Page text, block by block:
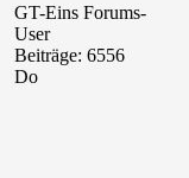
GT-Eins Forums-
User
Beiträge: 6556
Do